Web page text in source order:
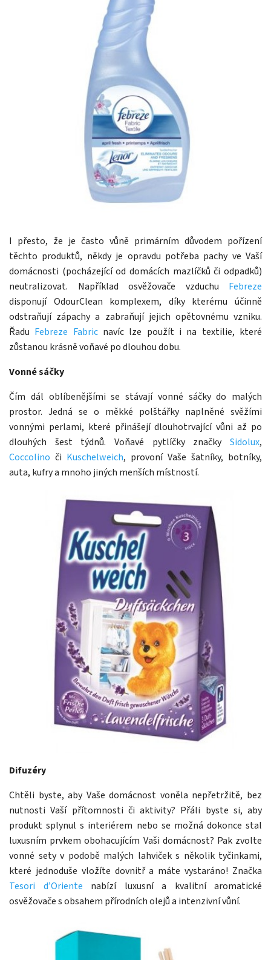
I přesto, že je často vůně primárním důvodem pořízení
těchto produktů, někdy je opravdu potřeba pachy ve Vaší
domácnosti (pocházející od domácích mazlíčků či odpadků)
neutralizovat. Například osvěžovače vzduchu Febreze
disponují OdourClean komplexem, díky kterému účinně
odstraňují zápachy a zabraňují jejich opětovnému vzniku.
Řadu Febreze Fabricnavíc lze použít i na textilie, které
zůstanou krásně voňavé po dlouhou dobu.
Vonné sáčky
Čím dál oblíbenějšími se stávají vonné sáčky do malých
prostor. Jedná se o měkké polštářky naplněné svěžími
vonnými perlami, které přinášejí dlouhotrvající vůni až po
dlouhých šest týdnů. Voňavé pytlíčky značky Sidolux,
Coccolino či Kuschelweich, provoní Vaše šatníky, botníky,
auta, kufry a mnoho jiných menších místností.
Difuzéry
Chtěli byste, aby Vaše domácnost voněla nepřetržitě, bez
nutnosti Vaší přítomnosti či aktivity? Přáli byste si, aby
produkt splynul s interiérem nebo se možná dokonce stal
luxusním prvkem obohacujícím Vaši domácnost? Pak zvolte
vonné sety v podobě malých lahviček s několik tyčinkami,
které jednoduše vložíte dovnitř a máte vystaráno! Značka
Tesori d’Oriente nabízí luxusní a kvalitní aromatické
osvěžovače s obsahem přírodních olejů a intenzivní vůní.